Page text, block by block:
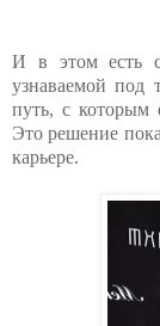
И в этом есть
узнаваемой под
путь, с которым
Это решение
карьере.